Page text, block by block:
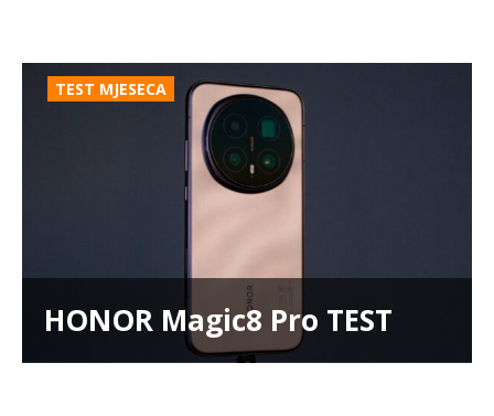
TEST MJESECA
HONOR Magic8 Pro TEST